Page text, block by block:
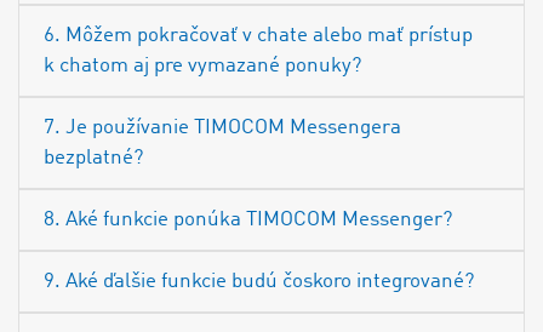
6. Môžem pokračovať v chate alebo mať prístup
k chatom aj pre vymazané ponuky?
7. Je používanie TIMOCOM Messengera
bezplatné?
8. Aké funkcie ponúka TIMOCOM Messenger?
9. Aké ďalšie funkcie budú čoskoro integrované?